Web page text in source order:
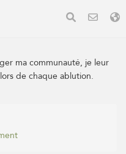
ma communauté, je leur
de chaque ablution.